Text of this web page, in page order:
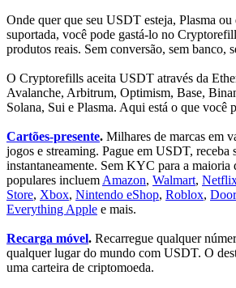
Onde quer que seu USDT esteja, Plasma
suportada, você pode gastá-lo no
produtos reais. Sem conversão, sem banco,
O Cryptorefills aceita USDT através da
Avalanche, Arbitrum, Optimism, Base,
Solana, Sui e Plasma. Aqui está o que você
Cartões-presente. Milhares de marcas em
jogos e streaming. Pague em USDT, receba
instantaneamente. Sem KYC para a maioria
populares incluem Amazon, Walmart,
Store, Xbox, Nintendo eShop, Roblox,
Everything Apple e mais.
Recarga móvel. Recarregue qualquer
qualquer lugar do mundo com USDT. O
uma carteira de criptomoeda.